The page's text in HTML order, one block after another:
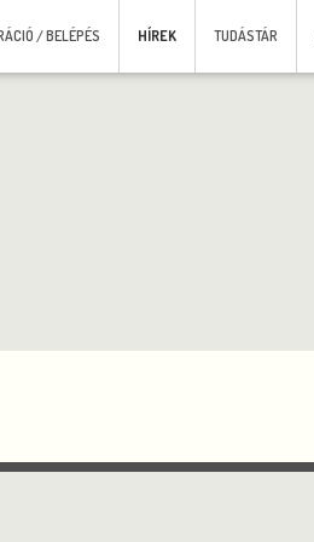
/ BELÉPÉS HÍREK TUDÁSTÁR